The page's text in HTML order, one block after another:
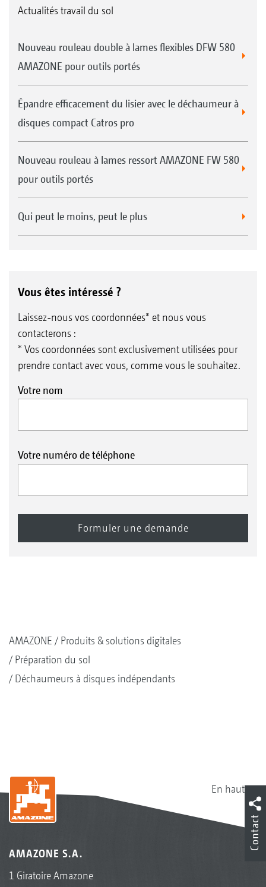
Actualités travail du sol
Nouveau rouleau double à lames flexibles DFW 580
AMAZONE pour outils portés
Épandre efficacement du lisier avec le déchaumeur à
disques compact Catros pro
Nouveau rouleau à lames ressort AMAZONE FW 580
pour outils portés
Qui peut le moins, peut le plus
Vous êtes intéressé ?
Laissez-nous vos coordonnées* et nous vous
contacterons :
* Vos coordonnées sont exclusivement utilisées pour
prendre contact avec vous, comme vous le souhaitez.
Votre nom
Votre numéro de téléphone
AMAZONE
Produits & solutions digitales
Préparation du sol
Déchaumeurs à disques indépendants
En haut
AMAZONE S.A.
1 Giratoire Amazone
Contact